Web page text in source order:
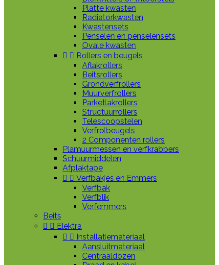
Platte kwasten
Radiatorkwasten
Kwastensets
Penselen en penselensets
Ovale kwasten
  Rollers en beugels
Aflakrollers
Beitsrollers
Grondverfrollers
Muurverfrollers
Parketlakrollers
Structuurrollers
Telescoopstelen
Verfrolbeugels
2 Componenten rollers
Plamuurmessen en verfkrabbers
Schuurmiddelen
Afplaktape
  Verfbakjes en Emmers
Verfbak
Verfblik
Verfemmers
Beits
  Elektra
  Installatiemateriaal
Aansluitmateriaal
Centraaldozen